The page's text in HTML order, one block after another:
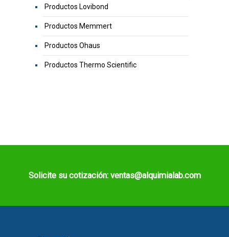
Productos Lovibond
Productos Memmert
Productos Ohaus
Productos Thermo Scientific
Solicite su cotización: ventas@alquimialab.com